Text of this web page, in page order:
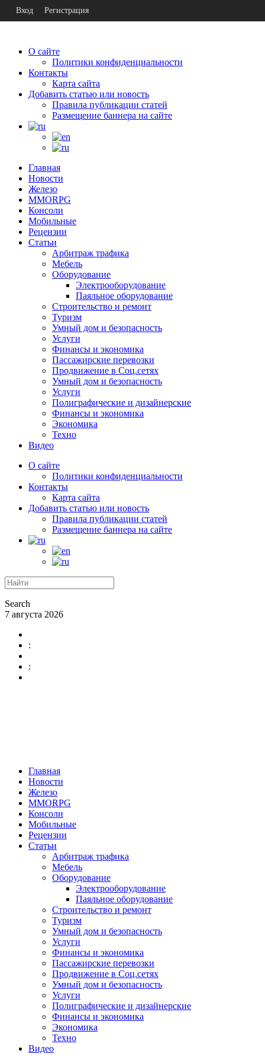
О сайте
Политики конфиденциальности
Контакты
Карта сайта
Добавить статью или новость
Правила публикации статей
Размещение баннера на сайте
Главная
Новости
Железо
MMORPG
Консоли
Мобильные
Рецензии
Статьи
Арбитраж трафика
Мебель
Оборудование
Электрооборудование
Паяльное оборудование
Строительство и ремонт
Туризм
Умный дом и безопасность
Услуги
Финансы и экономика
Пассажирские перевозки
Продвижение в Соц.сетях
Умный дом и безопасность
Услуги
Полиграфические и дизайнерские
Финансы и экономика
Экономика
Техно
Видео
О сайте
Политики конфиденциальности
Контакты
Карта сайта
Добавить статью или новость
Правила публикации статей
Размещение баннера на сайте
Search
7 августа 2026
:
:
Главная
Новости
Железо
MMORPG
Консоли
Мобильные
Рецензии
Статьи
Арбитраж трафика
Мебель
Оборудование
Электрооборудование
Паяльное оборудование
Строительство и ремонт
Туризм
Умный дом и безопасность
Услуги
Финансы и экономика
Пассажирские перевозки
Продвижение в Соц.сетях
Умный дом и безопасность
Услуги
Полиграфические и дизайнерские
Финансы и экономика
Экономика
Техно
Видео
Вход Регистрация